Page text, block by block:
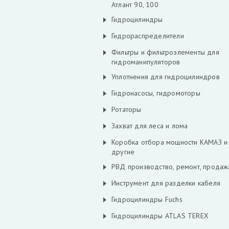
Атлант 90, 100
Гидроцилиндры
Гидрораспределители
Фильтры и фильтроэлементы для
гидроманипуляторов
Уплотнения для гидроцилиндров
Гидронасосы, гидромоторы
Ротаторы
Захват для леса и лома
Коробка отбора мощности КАМАЗ и
другие
РВД производство, ремонт,
Инструмент для разделки кабеля
Гидроцилиндры Fuchs
Гидроцилиндры ATLAS TEREX